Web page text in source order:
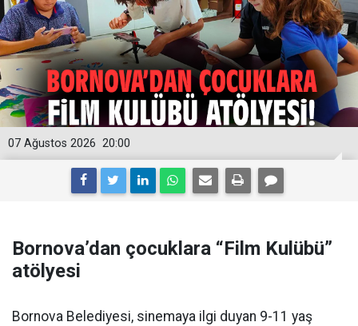
20:00
07 Ağustos 2026
Bornova’dan çocuklara “Film Kulübü”
atölyesi
Bornova Belediyesi, sinemaya ilgi duyan 9-11 yaş